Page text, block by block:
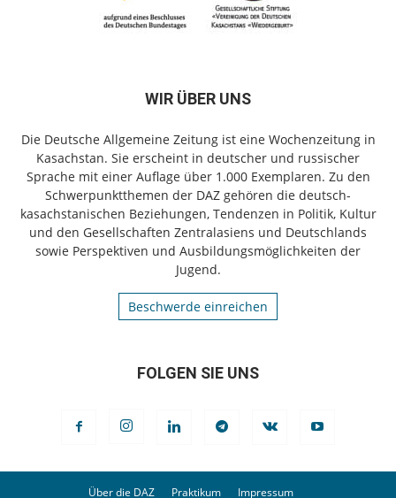
WIR ÜBER UNS
Die Deutsche Allgemeine Zeitung ist eine Wochenzeitung in
Kasachstan. Sie erscheint in deutscher und russischer
Sprache mit einer Auflage über 1.000 Exemplaren. Zu den
Schwerpunktthemen der DAZ gehören die deutsch-
kasachstanischen Beziehungen, Tendenzen in Politik, Kultur
und den Gesellschaften Zentralasiens und Deutschlands
sowie Perspektiven und Ausbildungsmöglichkeiten der
Jugend.
Beschwerde einreichen
FOLGEN SIE UNS
Über die DAZ Praktikum Impressum